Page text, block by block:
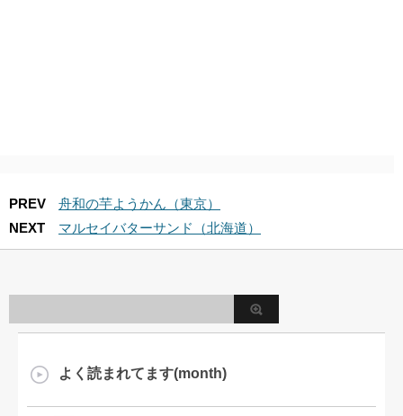
PREV
舟和の芋ようかん（東京）
NEXT
マルセイバターサンド（北海道）
よく読まれてます(month)